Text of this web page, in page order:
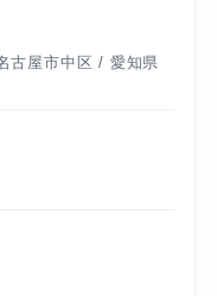
古屋市中区 / 愛知県